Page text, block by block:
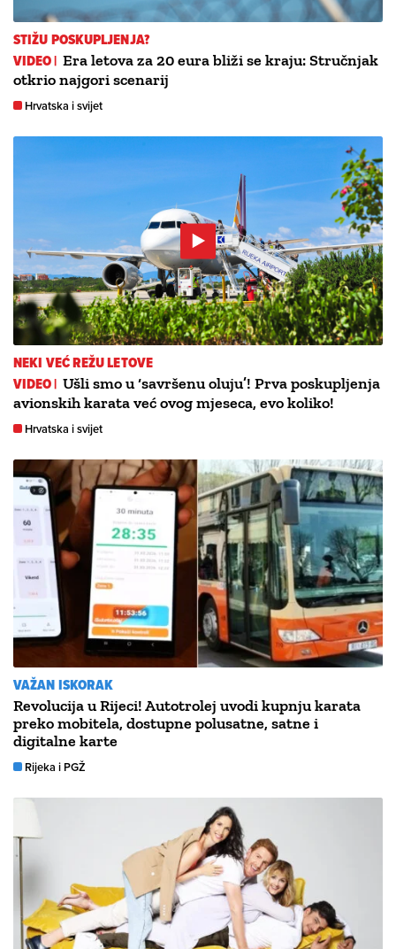
STIŽU POSKUPLJENJA?
VIDEO | Era letova za 20 eura bliži se kraju: Stručnjak
otkrio najgori scenarij
Hrvatska i svijet
NEKI VEĆ REŽU LETOVE
VIDEO | Ušli smo u ‘savršenu oluju’! Prva poskupljenja
avionskih karata već ovog mjeseca, evo koliko!
Hrvatska i svijet
VAŽAN ISKORAK
Revolucija u Rijeci! Autotrolej uvodi kupnju karata
preko mobitela, dostupne polusatne, satne i
digitalne karte
Rijeka i PGŽ